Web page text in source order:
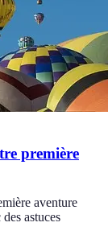
première
aventure
astuces